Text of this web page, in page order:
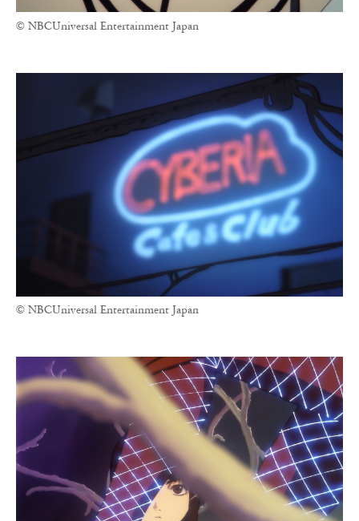
© NBCUniversal Entertainment Japan
© NBCUniversal Entertainment Japan